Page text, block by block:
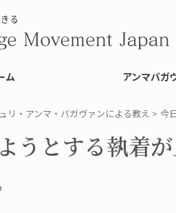
る
ム アンマバガ
リ・アンマ・バガヴァンによる教え > 今
うとする執着